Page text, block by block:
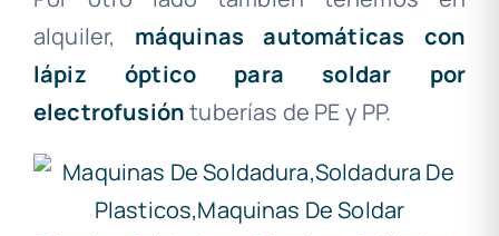
alquiler, máquinas automáticas con
lápiz óptico para soldar por
electrofusióntuberías de PE y PP.